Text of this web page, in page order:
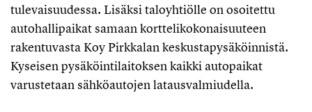
tulevaisuudessa. Lisäksi taloyhtiölle on osoitettu
autohallipaikat samaan korttelikokonaisuuteen
rakentuvasta Koy Pirkkalan keskustapysäköinnistä.
Kyseisen pysäköintilaitoksen kaikki autopaikat
varustetaan sähköautojen latausvalmiudella.